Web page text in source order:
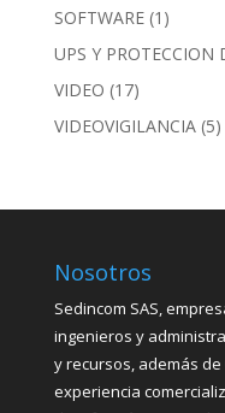
SOFTWARE (1)
UPS Y PROTECCION
VIDEO (17)
VIDEOVIGILANCIA (5)
Nosotros
Sedincom SAS,
ingenieros y
y recursos, además
experiencia